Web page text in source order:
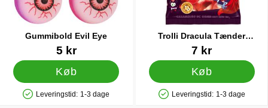
Gummibold Evil Eye
5 kr
Køb
Produkttilgængelighed: På lager
Leveringstid: 1-3 dage
Trolli Dracula Tænder
Halloween Slik
Varenr 385207 kr
Køb
Produkttilgængelighed: På lager
Leveringstid: 1-3 dage